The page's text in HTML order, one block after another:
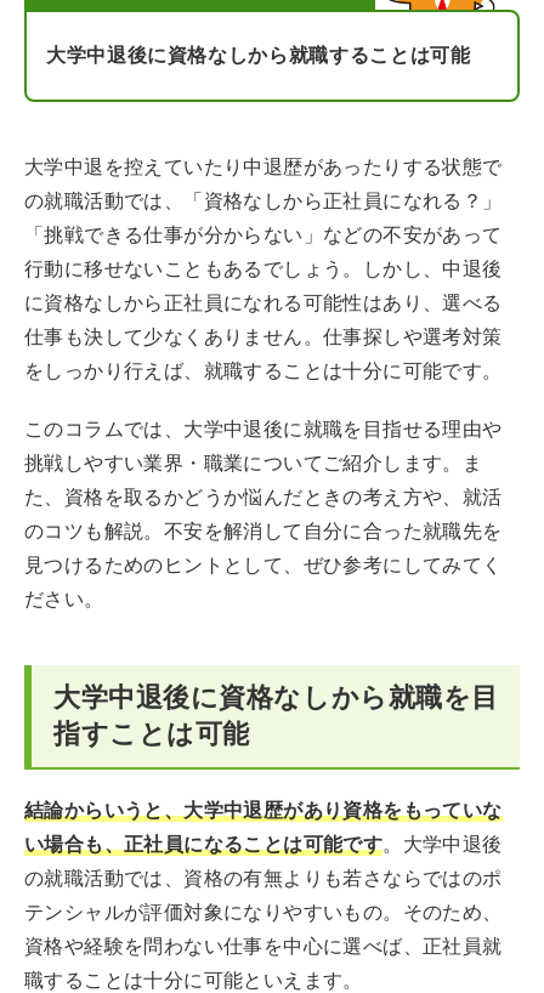
大学中退後に資格なしから就職することは可能
大学中退を控えていたり中退歴があったりする状態で
の就職活動では、「資格なしから正社員になれる？」
「挑戦できる仕事が分からない」などの不安があって
行動に移せないこともあるでしょう。しかし、中退後
に資格なしから正社員になれる可能性はあり、選べる
仕事も決して少なくありません。仕事探しや選考対策
をしっかり行えば、就職することは十分に可能です。
このコラムでは、大学中退後に就職を目指せる理由や
挑戦しやすい業界・職業についてご紹介します。ま
た、資格を取るかどうか悩んだときの考え方や、就活
のコツも解説。不安を解消して自分に合った就職先を
見つけるためのヒントとして、ぜひ参考にしてみてく
ださい。
大学中退後に資格なしから就職を目
指すことは可能
結論からいうと、大学中退歴があり資格をもっていな
い場合も、正社員になることは可能です。大学中退後
の就職活動では、資格の有無よりも若さならではのポ
テンシャルが評価対象になりやすいもの。そのため、
資格や経験を問わない仕事を中心に選べば、正社員就
職することは十分に可能といえます。